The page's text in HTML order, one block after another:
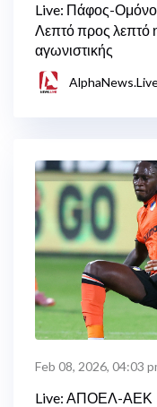
Live: Πάφος-
Λεπτό προς λεπτό
αγωνιστικής
Feb 08, 2026, 04:03
Live: ΑΠΟΕΛ-ΑΕΚ